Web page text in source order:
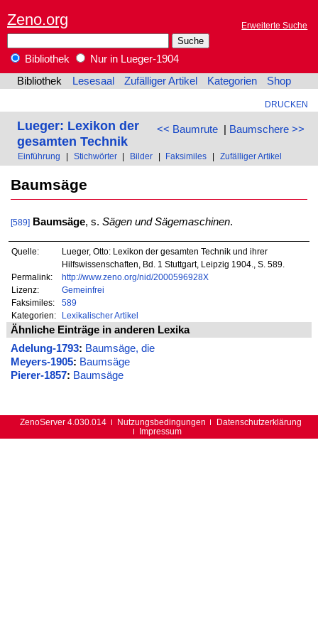
Zeno.org Erweiterte Suche
Bibliothek
Nur in Lueger-1904
Bibliothek
Lesesaal Zufälliger Artikel Kategorien Shop
DRUCKEN
<< Baumrute| Baumschere >>
Lueger: Lexikon der
gesamten Technik
Einführung Stichwörter Bilder Faksimiles Zufälliger Artikel
Baumsäge
[589] Baumsäge, s. Sägen und Sägemaschinen.
Quelle:
Lueger, Otto: Lexikon der gesamten Technik und ihrer
Hilfswissenschaften, Bd. 1 Stuttgart, Leipzig 1904., S. 589.
Permalink:
http://www.zeno.org/nid/2000596928X
Lizenz:
Gemeinfrei
Faksimiles:
589
Kategorien:
Lexikalischer Artikel
Ähnliche Einträge in anderen Lexika
Adelung-1793: Baumsäge, die
Meyers-1905: Baumsäge
Pierer-1857: Baumsäge
ZenoServer 4.030.014 Nutzungsbedingungen
Datenschutzerklärung
Impressum